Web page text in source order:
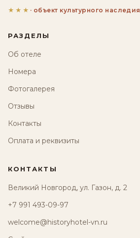
★★★ · объект культурного наследия
РАЗДЕЛЫ
Об отеле
Номера
Фотогалерея
Отзывы
Контакты
Оплата и реквизиты
КОНТАКТЫ
Великий Новгород, ул. Газон, д. 2
+7 991 493-09-97
welcome@historyhotel-vn.ru